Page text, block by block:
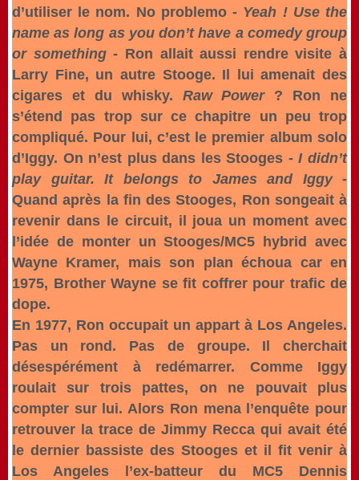
d’utiliser le nom. No problemo - Yeah ! Use the
name as long as you don’t have a comedy group
or something- Ron allait aussi rendre visite à
Larry Fine, un autre Stooge. Il lui amenait des
cigares et du whisky. Raw Power? Ron ne
s’étend pas trop sur ce chapitre un peu trop
compliqué. Pour lui, c’est le premier album solo
d’Iggy. On n’est plus dans les Stooges -I didn’t
play guitar. It belongs to James and Iggy-
Quand après la fin des Stooges, Ron songeait à
revenir dans le circuit, il joua un moment avec
l’idée de monter un Stooges/MC5 hybrid avec
Wayne Kramer, mais son plan échoua car en
1975, Brother Wayne se fit coffrer pour trafic de
dope.
En 1977, Ron occupait un appart à Los Angeles.
Pas un rond. Pas de groupe. Il cherchait
désespérément à redémarrer. Comme Iggy
roulait sur trois pattes, on ne pouvait plus
compter sur lui. Alors Ron mena l’enquête pour
retrouver la trace de Jimmy Recca qui avait été
le dernier bassiste des Stooges et il fit venir à
Los Angeles l’ex-batteur du MC5 Dennis